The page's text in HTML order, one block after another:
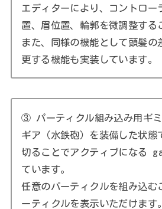
エディターにより、コントロー
置、眉位置、輪郭を微調整する
また、同様の機能として頭髪の
更する機能も実装しています。
③ パーティクル組み込み用ギ
ギア（水鉄砲）を装備した状態
切ることでアクティブになる
ています。
任意のパーティクルを組み込む
ーティクルを表示いただけます。